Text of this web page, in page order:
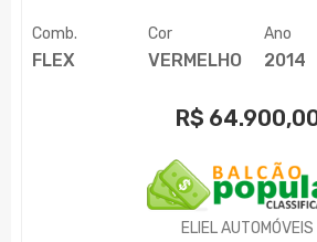
Comb.
FLEX
Cor
VERMELHO
Ano
2014
R$
ELIEL AUTOMÓVEIS